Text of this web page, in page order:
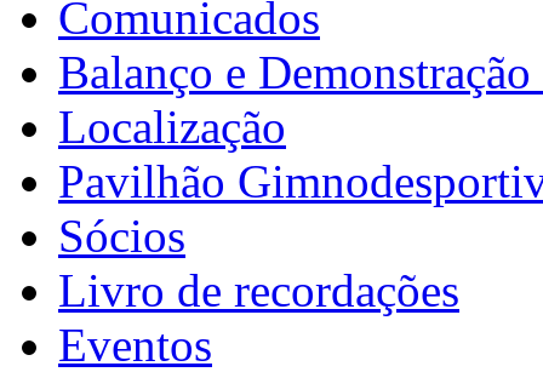
Comunicados
Balanço e
Localização
Pavilhão
Sócios
Livro de recordações
Eventos